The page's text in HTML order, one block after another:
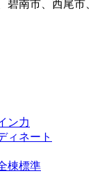
南市、西尾市、
ン力
ィネート
棟標準